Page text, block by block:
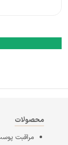
محصولات
مراقبت